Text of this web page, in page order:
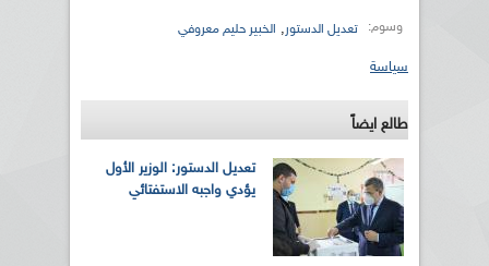
وسوم: تعديل الدستور, الخبير حليم معروفي
سياسة
طالع ايضاً
تعديل الدستور: الوزير الأول
يؤدي واجبه الاستفتائي